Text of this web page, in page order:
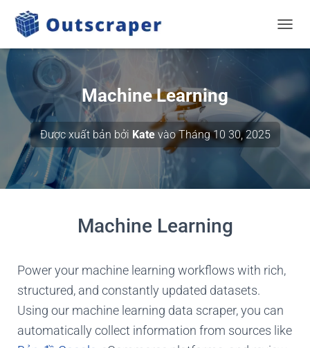
Machine Learning
Được xuất bản bởi KatevàoTháng 10 30, 2025
Machine Learning
Power your machine learning workflows with rich,
structured, and constantly updated datasets.
Using our machine learning data scraper, you can
automatically collect information from sources like